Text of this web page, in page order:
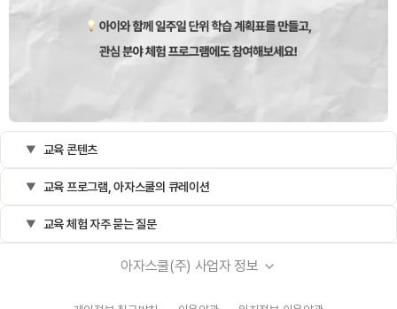
교육 콘텐츠
교육 프로그램, 아자스쿨의 큐레이션
교육 체험 자주 묻는 질문
아자스쿨(주) 사업자 정보